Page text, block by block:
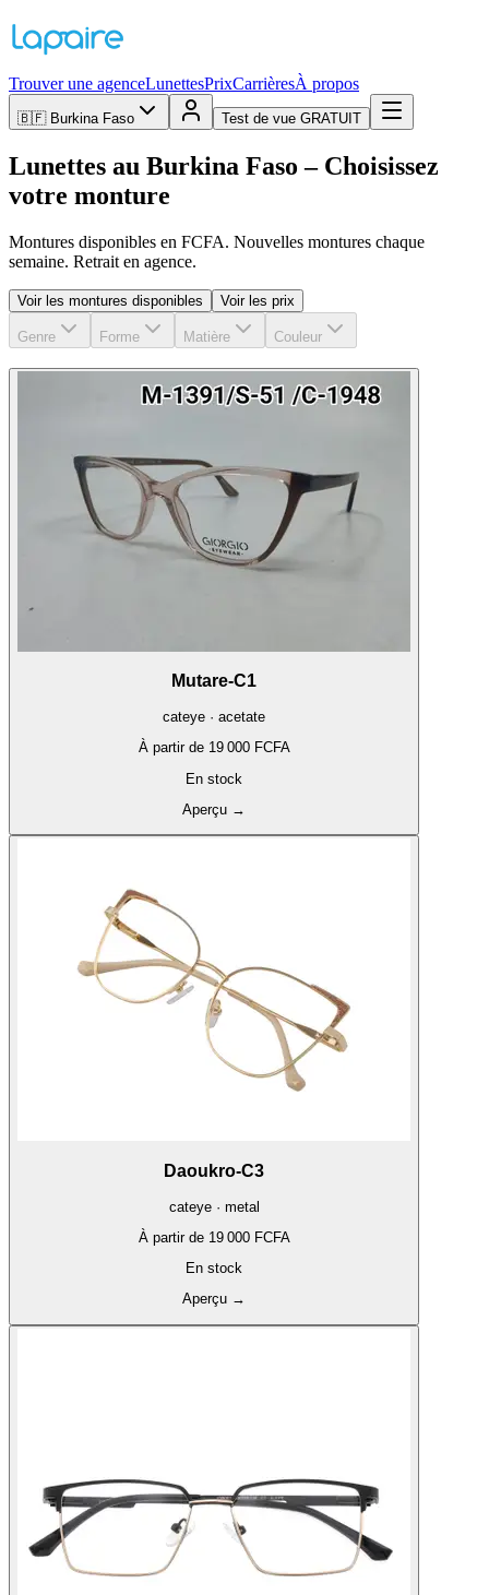
Trouver une agenceLunettesPrixCarrièresÀ propos
🇧🇫 Burkina Faso Test de vue GRATUIT
Lunettes au Burkina Faso – Choisissez
votre monture
Montures disponibles en FCFA. Nouvelles montures chaque
semaine. Retrait en agence.
Voir les montures disponibles Voir les prix
Genre Forme Matière Couleur
Mutare-C1
cateye · acetate
À partir de 19 000 FCFA
En stock
Aperçu →
Daoukro-C3
cateye · metal
À partir de 19 000 FCFA
En stock
Aperçu →